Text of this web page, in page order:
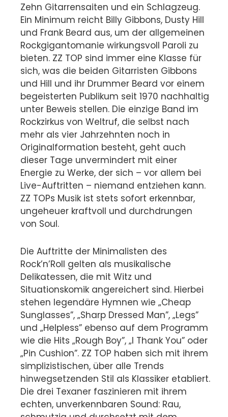
Zehn Gitarrensaiten und ein Schlagzeug.
Ein Minimum reicht Billy Gibbons, Dusty Hill
und Frank Beard aus, um der allgemeinen
Rockgigantomanie wirkungsvoll Paroli zu
bieten. ZZ TOP sind immer eine Klasse für
sich, was die beiden Gitarristen Gibbons
und Hill und ihr Drummer Beard vor einem
begeisterten Publikum seit 1970 nachhaltig
unter Beweis stellen. Die einzige Band im
Rockzirkus von Weltruf, die selbst nach
mehr als vier Jahrzehnten noch in
Originalformation besteht, geht auch
dieser Tage unvermindert mit einer
Energie zu Werke, der sich – vor allem bei
Live-Auftritten – niemand entziehen kann.
ZZ TOPs Musik ist stets sofort erkennbar,
ungeheuer kraftvoll und durchdrungen
von Soul.
Die Auftritte der Minimalisten des
Rock’n’Roll gelten als musikalische
Delikatessen, die mit Witz und
Situationskomik angereichert sind. Hierbei
stehen legendäre Hymnen wie „Cheap
Sunglasses”, „Sharp Dressed Man”, „Legs”
und „Helpless” ebenso auf dem Programm
wie die Hits „Rough Boy”, „I Thank You” oder
„Pin Cushion”. ZZ TOP haben sich mit ihrem
simplizistischen, über alle Trends
hinwegsetzenden Stil als Klassiker etabliert.
Die drei Texaner faszinieren mit ihrem
echten, unverkennbaren Sound: Rau,